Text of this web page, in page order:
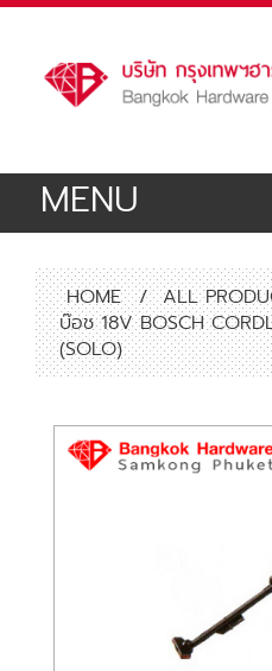
MENU
HOME / ALL
บ๊อช 18V BOSCH
(SOLO)